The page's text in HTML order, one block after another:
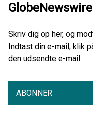
Skriv dig op her, og
Indtast din e-mail, klik
den udsendte e-mail.
ABONNER